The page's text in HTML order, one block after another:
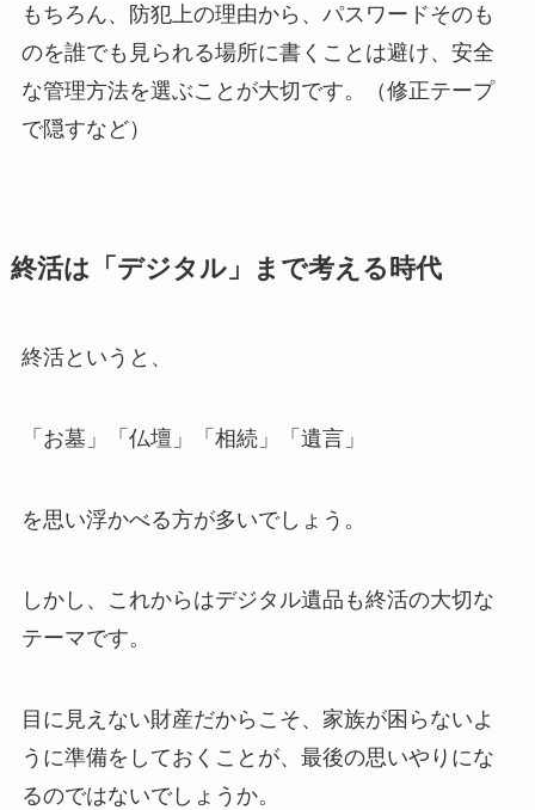
もちろん、防犯上の理由から、パスワードそのも
のを誰でも見られる場所に書くことは避け、安全
な管理方法を選ぶことが大切です。（修正テープ
で隠すなど）
終活は​「デジタル」まで​考える​時代
終活というと、
「お墓」「仏壇」「相続」「遺言」
を思い浮かべる方が多いでしょう。
しかし、これからはデジタル遺品も終活の大切な
テーマです。
目に見えない財産だからこそ、家族が困らないよ
うに準備をしておくことが、最後の思いやりにな
るのではないでしょうか。